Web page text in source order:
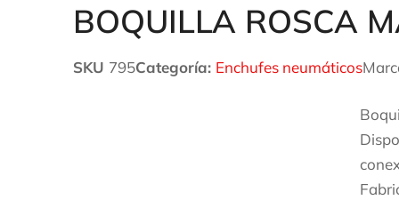
BOQUILLA ROSCA
SKU 795Categoría: Enchufes neumáticos